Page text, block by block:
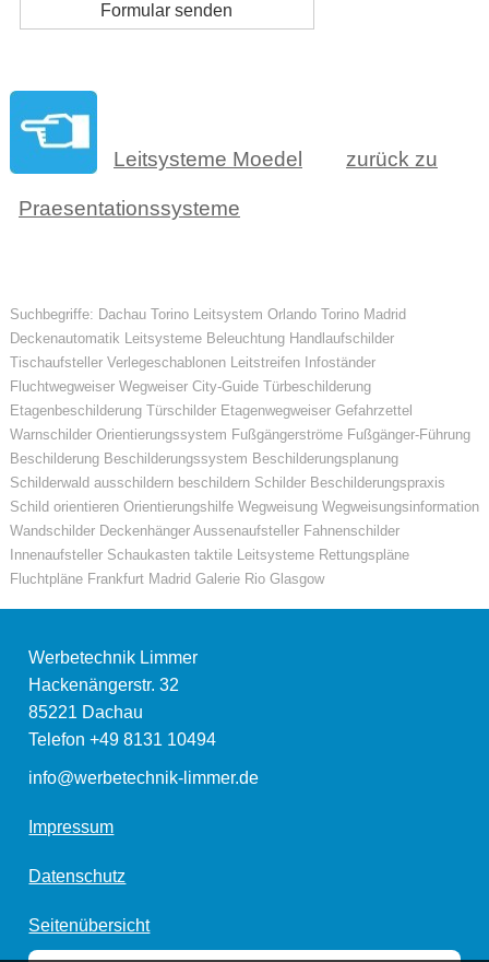
Leitsysteme Moedel zurück zu
Praesentationssysteme
Suchbegriffe: Dachau Torino Leitsystem Orlando Torino Madrid
Deckenautomatik Leitsysteme Beleuchtung Handlaufschilder
Tischaufsteller Verlegeschablonen Leitstreifen Infoständer
Fluchtwegweiser Wegweiser City-Guide Türbeschilderung
Etagenbeschilderung Türschilder Etagenwegweiser Gefahrzettel
Warnschilder Orientierungssystem Fußgängerströme Fußgänger-Führung
Beschilderung Beschilderungssystem Beschilderungsplanung
Schilderwald ausschildern beschildern Schilder Beschilderungspraxis
Schild orientieren Orientierungshilfe Wegweisung Wegweisungsinformation
Wandschilder Deckenhänger Aussenaufsteller Fahnenschilder
Innenaufsteller Schaukasten taktile Leitsysteme Rettungspläne
Fluchtpläne Frankfurt Madrid Galerie Rio Glasgow
Werbetechnik Limmer
Hackenängerstr. 32
85221 Dachau
Telefon+49 8131 10494
info@werbetechnik-limmer.de
Impressum
Datenschutz
Seitenübersicht